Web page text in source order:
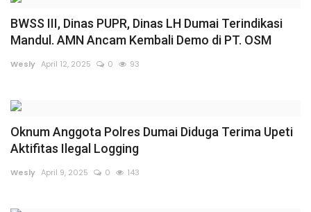
Bisnis
Dunia
BWSS III, Dinas PUPR, Dinas LH Dumai Terindikasi
Mandul. AMN Ancam Kembali Demo di PT. OSM
Wesly April 12, 2025 0 93
Oknum Anggota Polres Dumai Diduga Terima Upeti
Aktifitas Ilegal Logging
Wesly April 9, 2025 0 143